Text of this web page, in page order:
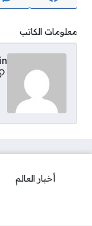
معلومات الكاتب
أخبار العالم